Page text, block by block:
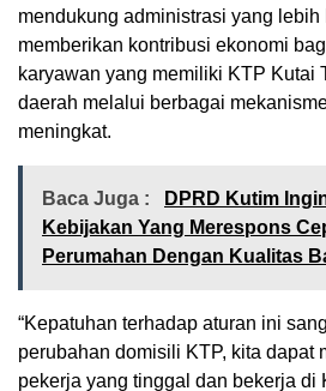
mendukung administrasi yang lebih
memberikan kontribusi ekonomi
karyawan yang memiliki KTP Kutai
daerah melalui berbagai
meningkat.
Baca Juga :
DPRD Kutim
Kebijakan Yang Merespons
Perumahan Dengan Kualitas
“Kepatuhan terhadap aturan ini
perubahan domisili KTP, kita dapat
pekerja yang tinggal dan bekerja di